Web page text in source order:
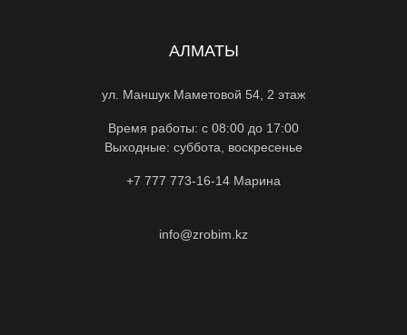
АЛМАТЫ
ул. Маншук Маметовой 54, 2 этаж
Время работы: с 08:00 до 17:00
Выходные: суббота, воскресенье
+7 777 773-16-14 Марина
info@zrobim.kz